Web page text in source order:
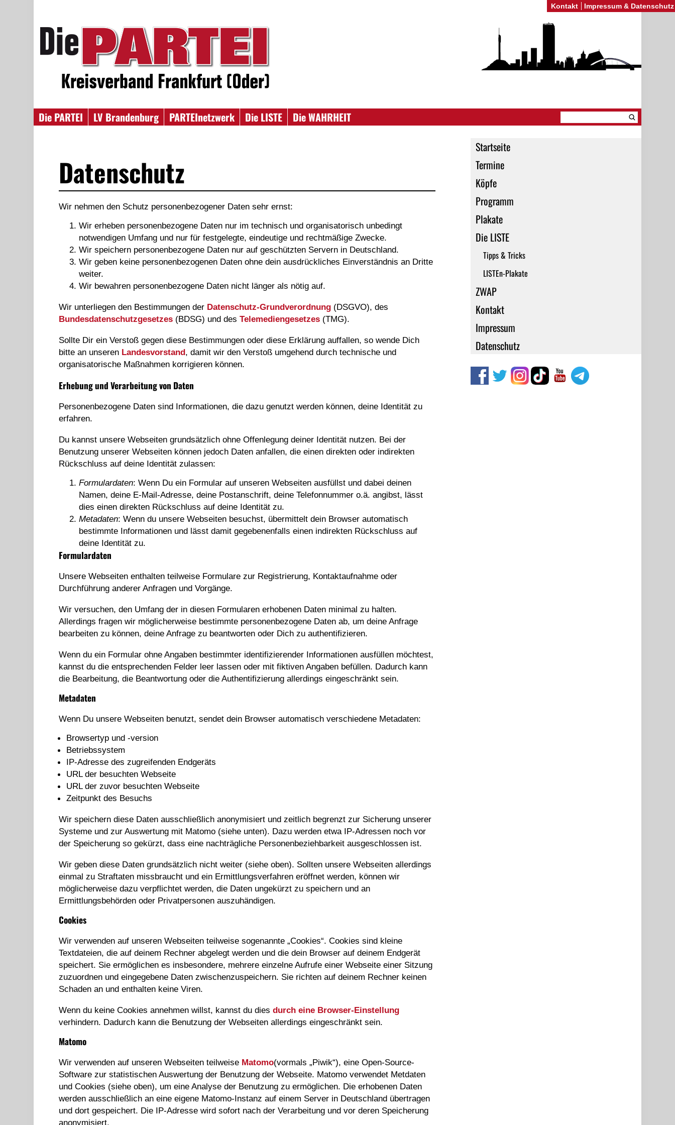
Die PARTEI LV Brandenburg PARTEInetzwerk Die LISTE
Die WAHRHEIT
Startseite
Termine
Köpfe
Programm
Plakate
Die LISTE
Tipps & Tricks
LISTEn-Plakate
ZWAP
Kontakt
Impressum
Datenschutz
Datenschutz
Wir nehmen den Schutz personenbezogener Daten sehr ernst:
Wir erheben personenbezogene Daten nur im technisch und organisatorisch unbedingt
notwendigen Umfang und nur für festgelegte, eindeutige und rechtmäßige Zwecke.
Wir speichern personenbezogene Daten nur auf geschützten Servern in Deutschland.
Wir geben keine personenbezogenen Daten ohne dein ausdrückliches Einverständnis an Dritte
weiter.
Wir bewahren personenbezogene Daten nicht länger als nötig auf.
Wir unterliegen den Bestimmungen der Datenschutz-Grundverordnung (DSGVO), des
Bundesdatenschutzgesetzes (BDSG) und desTelemediengesetzes (TMG).
Sollte Dir ein Verstoß gegen diese Bestimmungen oder diese Erklärung auffallen, so wende Dich
bitte an unseren Landesvorstand, damit wir den Verstoß umgehend durch technische und
organisatorische Maßnahmen korrigieren können.
Erhebung und Verarbeitung von Daten
Personenbezogene Daten sind Informationen, die dazu genutzt werden können, deine Identität zu
erfahren.
Du kannst unsere Webseiten grundsätzlich ohne Offenlegung deiner Identität nutzen. Bei der
Benutzung unserer Webseiten können jedoch Daten anfallen, die einen direkten oder indirekten
Rückschluss auf deine Identität zulassen:
Formulardaten: Wenn Du ein Formular auf unseren Webseiten ausfüllst und dabei deinen
Namen, deine E-Mail-Adresse, deine Postanschrift, deine Telefonnummer o.ä. angibst, lässt
dies einen direkten Rückschluss auf deine Identität zu.
Metadaten: Wenn du unsere Webseiten besuchst, übermittelt dein Browser automatisch
bestimmte Informationen und lässt damit gegebenenfalls einen indirekten Rückschluss auf
deine Identität zu.
Formulardaten
Unsere Webseiten enthalten teilweise Formulare zur Registrierung, Kontaktaufnahme oder
Durchführung anderer Anfragen und Vorgänge.
Wir versuchen, den Umfang der in diesen Formularen erhobenen Daten minimal zu halten.
Allerdings fragen wir möglicherweise bestimmte personenbezogene Daten ab, um deine Anfrage
bearbeiten zu können, deine Anfrage zu beantworten oder Dich zu authentifizieren.
Wenn du ein Formular ohne Angaben bestimmter identifizierender Informationen ausfüllen möchtest,
kannst du die entsprechenden Felder leer lassen oder mit fiktiven Angaben befüllen. Dadurch kann
die Bearbeitung, die Beantwortung oder die Authentifizierung allerdings eingeschränkt sein.
Metadaten
Wenn Du unsere Webseiten benutzt, sendet dein Browser automatisch verschiedene Metadaten:
Browsertyp und -version
Betriebssystem
IP-Adresse des zugreifenden Endgeräts
URL der besuchten Webseite
URL der zuvor besuchten Webseite
Zeitpunkt des Besuchs
Wir speichern diese Daten ausschließlich anonymisiert und zeitlich begrenzt zur Sicherung unserer
Systeme und zur Auswertung mit Matomo (siehe unten). Dazu werden etwa IP-Adressen noch vor
der Speicherung so gekürzt, dass eine nachträgliche Personenbeziehbarkeit ausgeschlossen ist.
Wir geben diese Daten grundsätzlich nicht weiter (siehe oben). Sollten unsere Webseiten allerdings
einmal zu Straftaten missbraucht und ein Ermittlungsverfahren eröffnet werden, können wir
möglicherweise dazu verpflichtet werden, die Daten ungekürzt zu speichern und an
Ermittlungsbehörden oder Privatpersonen auszuhändigen.
Cookies
Wir verwenden auf unseren Webseiten teilweise sogenannte „Cookies“. Cookies sind kleine
Textdateien, die auf deinem Rechner abgelegt werden und die dein Browser auf deinem Endgerät
speichert. Sie ermöglichen es insbesondere, mehrere einzelne Aufrufe einer Webseite einer Sitzung
zuzuordnen und eingegebene Daten zwischenzuspeichern. Sie richten auf deinem Rechner keinen
Schaden an und enthalten keine Viren.
Wenn du keine Cookies annehmen willst, kannst du diesdurch eine Browser-Einstellung
verhindern. Dadurch kann die Benutzung der Webseiten allerdings eingeschränkt sein.
Matomo
Wir verwenden auf unseren Webseiten teilweise Matomo(vormals „Piwik“), eine Open-Source-
Software zur statistischen Auswertung der Benutzung der Webseite. Matomo verwendet Metdaten
und Cookies (siehe oben), um eine Analyse der Benutzung zu ermöglichen. Die erhobenen Daten
werden ausschließlich an eine eigene Matomo-Instanz auf einem Server in Deutschland übertragen
und dort gespeichert. Die IP-Adresse wird sofort nach der Verarbeitung und vor deren Speicherung
anonymisiert.
Kontakt Impressum & Datenschutz